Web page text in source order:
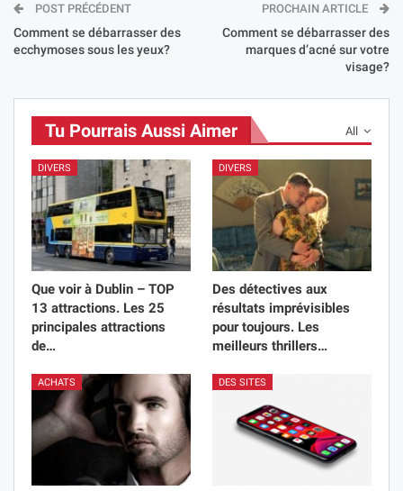
POST PRÉCÉDENT
Comment se débarrasser des
ecchymoses sous les yeux?
PROCHAIN ARTICLE
Comment se débarrasser des
marques d’acné sur votre
visage?
All
Tu Pourrais Aussi Aimer
DIVERS
Que voir à Dublin – TOP
13 attractions. Les 25
principales attractions
de…
DIVERS
Des détectives aux
résultats imprévisibles
pour toujours. Les
meilleurs thrillers…
ACHATS DES SITES